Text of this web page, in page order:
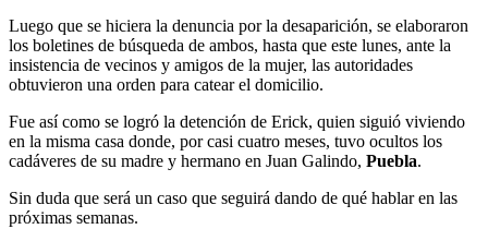
Luego que se hiciera la denuncia por la desaparición, se elaboraron
los boletines de búsqueda de ambos, hasta que este lunes, ante la
insistencia de vecinos y amigos de la mujer, las autoridades
obtuvieron una orden para catear el domicilio.
Fue así como se logró la detención de Erick, quien siguió viviendo
en la misma casa donde, por casi cuatro meses, tuvo ocultos los
cadáveres de su madre y hermano en Juan Galindo, Puebla.
Sin duda que será un caso que seguirá dando de qué hablar en las
próximas semanas.